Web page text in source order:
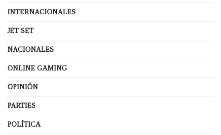
INTERNACIONALES
JET SET
NACIONALES
ONLINE GAMING
OPINIÓN
PARTIES
POLÍTICA